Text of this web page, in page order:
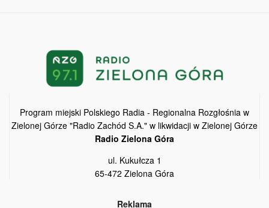
Program miejski Polskiego Radia - Regionalna Rozgłośnia w
Zielonej Górze "Radio Zachód S.A." w likwidacji w Zielonej Górze
Radio Zielona Góra
ul. Kukułcza 1
65-472 Zielona Góra
Reklama